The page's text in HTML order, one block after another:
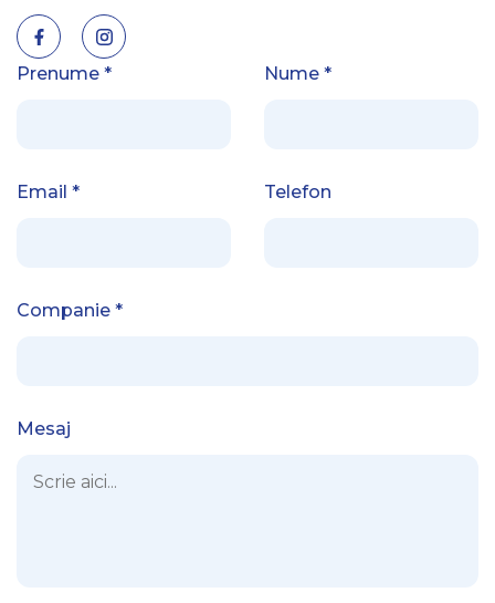
Prenume * Nume *
Email * Telefon
Companie *
Mesaj